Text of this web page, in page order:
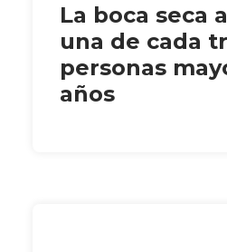
La boca seca
una de cada
personas
años